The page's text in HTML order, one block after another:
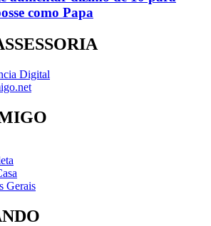
como Papa
Digital
Gerais